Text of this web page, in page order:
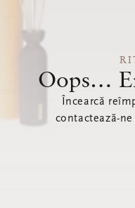
Oops…
Încearcă
contactează-